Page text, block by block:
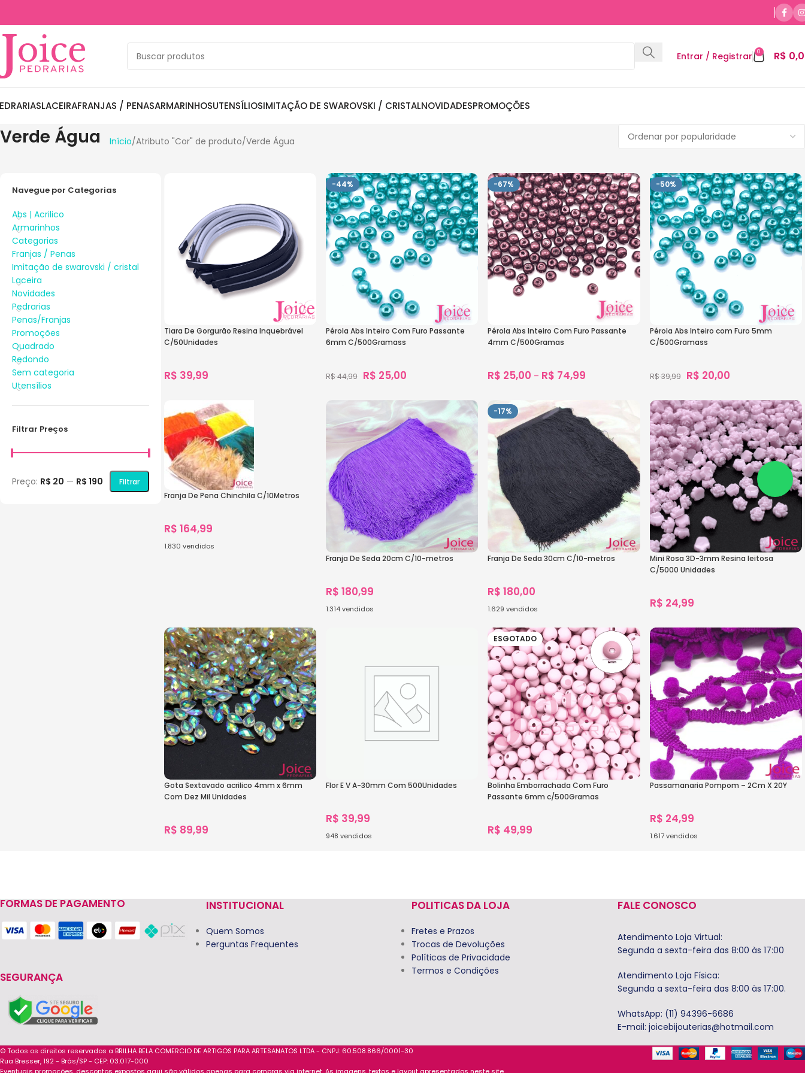
Entrar / Registrar 0 R$
LACEIRAFRANJAS / PENASARMARINHOSUTENSÍLIOSIMITAÇÃO DE SWAROVSKI / CRISTALNOVIDADESPROMOÇÕES
Verde Água Início Atributo "Cor" de produto Verde Água
Navegue por Categorias
Abs | Acrilico
Armarinhos
Categorias
Franjas / Penas
Imitação de swarovski / cristal
Laceira
Novidades
Pedrarias
Penas/Franjas
Promoções
Quadrado
Redondo
Sem categoria
Utensílios
Filtrar Preços
Filtrar
Preço: R$ 20 — R$ 190
Tiara De Gorgurão Resina Inquebrável
C/50Unidades
R$ 39,99
Ver Opções
-44%
Pérola Abs Inteiro Com Furo Passante
6mm C/500Gramass
R$44,99 R$ 25,00
Ver Opções
-67%
Pérola Abs Inteiro Com Furo Passante
4mm C/500Gramas
R$ 25,00 – R$ 74,99
Ver Opções
-50%
Pérola Abs Inteiro com Furo 5mm
C/500Gramass
R$39,99 R$ 20,00
Ver Opções
Franja De Pena Chinchila C/10Metros
R$ 164,99
1.830 vendidos
Franja De Seda 20cm C/10-metros
R$ 180,99
1.314vendidos
-17%
Franja De Seda 30cm C/10-metros
R$ 180,00
1.629 vendidos
Mini Rosa 3D-3mm Resina leitosa
C/5000 Unidades
R$ 24,99
Ver Opções
Gota Sextavado acrilico 4mm x 6mm
Com Dez Mil Unidades
R$ 89,99
Flor E V A-30mm Com 500Unidades
R$ 39,99
948 vendidos
ESGOTADO
Bolinha Emborrachada Com Furo
Passante 6mm c/500Gramas
R$ 49,99
Passamanaria Pompom – 2Cm X 20Y
R$ 24,99
1.617vendidos
FORMAS DE PAGAMENTO
SEGURANÇA
INSTITUCIONAL
Quem Somos
Perguntas Frequentes
POLITICAS DA LOJA
Fretes e Prazos
Trocas de Devoluções
Políticas de Privacidade
Termos e Condições
FALE CONOSCO
Atendimento Loja Virtual:
Segunda a sexta-feira das 8:00 às 17:00
Atendimento Loja Física:
Segunda a sexta-feira das 8:00 às 17:00.
WhatsApp: (11) 94396-6686
E-mail: joicebijouterias@hotmail.com
© Todos os direitos reservados a BRILHA BELA COMERCIO DE ARTIGOS PARA ARTESANATOS LTDA - CNPJ: 60.508.866/0001-30
Rua Bresser, 192 - Brás/SP - CEP: 03.017-000